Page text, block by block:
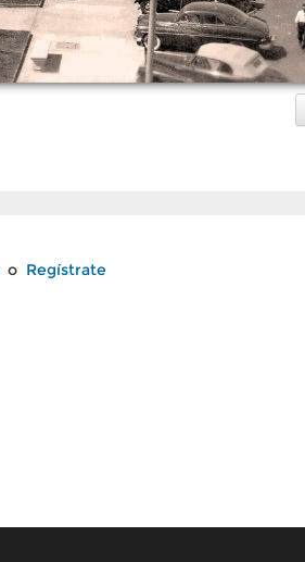
o Regístrate